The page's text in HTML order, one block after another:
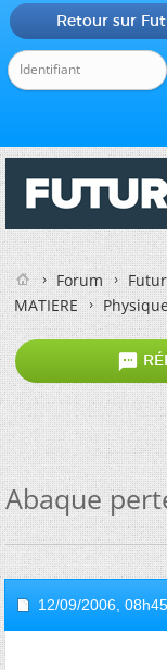
Retour sur
Forum
MATIERE

Abaque
12/09/2006, 08h45